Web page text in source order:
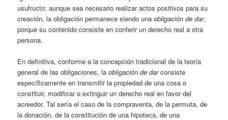
usufructo: aunque sea necesario realizar actos positivos para su
creación, la obligación permanece siendo unaobligación de dar,
porque su contenido consiste en conferir un derecho real a otra
persona.
En definitiva, conforme a la concepción tradicional de la teoría
general de las obligaciones, laobligación de darconsiste
específicamente en transmitir la propiedad de una cosa o
constituir, modificar o extinguir un derecho real en favor del
acreedor. Tal sería el caso de la compraventa, de la permuta, de
la donación, de la constitución de una hipoteca, de una